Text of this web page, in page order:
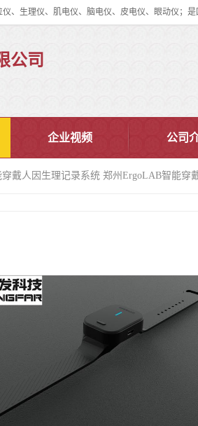
公司
企业视频 公司
戴人因生理记录系统 郑州ErgoLAB智能穿